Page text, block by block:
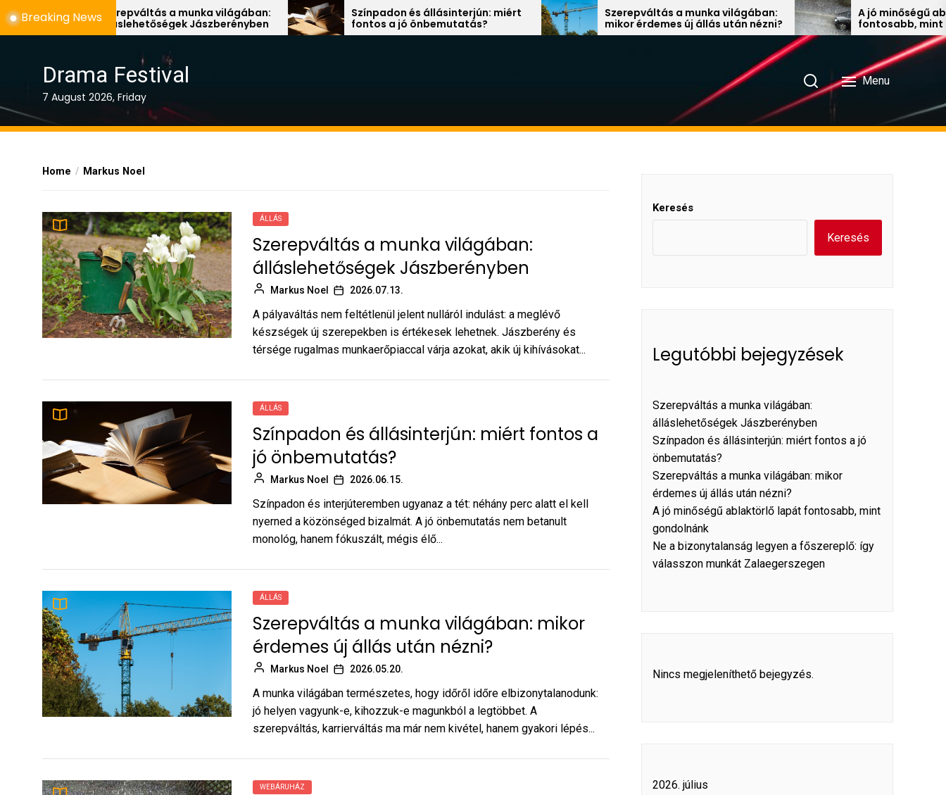
Skip
to
Breaking News
Szerepváltás a munka világában:
álláslehetőségek Jászberényben
Színpadon és állásinterjún: miért
fontos a jó önbemutatás?
Szerepváltás a munka világában:
mikor érdemes új állás után nézni?
A jó minőségű ablaktörlő lapát
fontosabb, mint gondolnánk
Drama Festival
7 August 2026, Friday
Menu
Home Markus Noel
ÁLLÁS
Szerepváltás a munka világában:
álláslehetőségek Jászberényben
Markus Noel 2026.07.13.
A pályaváltás nem feltétlenül jelent nulláról indulást: a meglévő
készségek új szerepekben is értékesek lehetnek. Jászberény és
térsége rugalmas munkaerőpiaccal várja azokat, akik új kihívásokat...
ÁLLÁS
Színpadon és állásinterjún: miért fontos a
jó önbemutatás?
Markus Noel 2026.06.15.
Színpadon és interjúteremben ugyanaz a tét: néhány perc alatt el kell
nyerned a közönséged bizalmát. A jó önbemutatás nem betanult
monológ, hanem fókuszált, mégis élő...
ÁLLÁS
Szerepváltás a munka világában: mikor
érdemes új állás után nézni?
Markus Noel 2026.05.20.
A munka világában természetes, hogy időről időre elbizonytalanodunk:
jó helyen vagyunk-e, kihozzuk-e magunkból a legtöbbet. A
szerepváltás, karrierváltás ma már nem kivétel, hanem gyakori lépés...
WEBÁRUHÁZ
Keresés
Keresés
Legutóbbi bejegyzések
Szerepváltás a munka világában:
álláslehetőségek Jászberényben
Színpadon és állásinterjún: miért fontos a jó
önbemutatás?
Szerepváltás a munka világában: mikor
érdemes új állás után nézni?
A jó minőségű ablaktörlő lapát fontosabb, mint
gondolnánk
Ne a bizonytalanság legyen a főszereplő: így
válasszon munkát Zalaegerszegen
Nincs megjeleníthető bejegyzés.
2026. július